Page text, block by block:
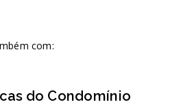
com:
do Condomínio